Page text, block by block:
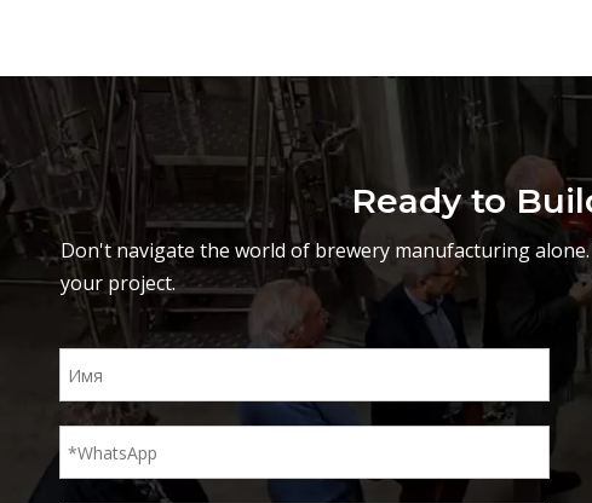
Ready to
Don't navigate the world of brewery manufacturing
your project.